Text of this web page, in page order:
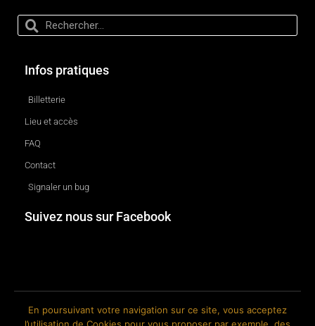
Infos pratiques
Billetterie
Lieu et accès
FAQ
Contact
Signaler un bug
Suivez nous sur Facebook
En poursuivant votre navigation sur ce site, vous acceptez